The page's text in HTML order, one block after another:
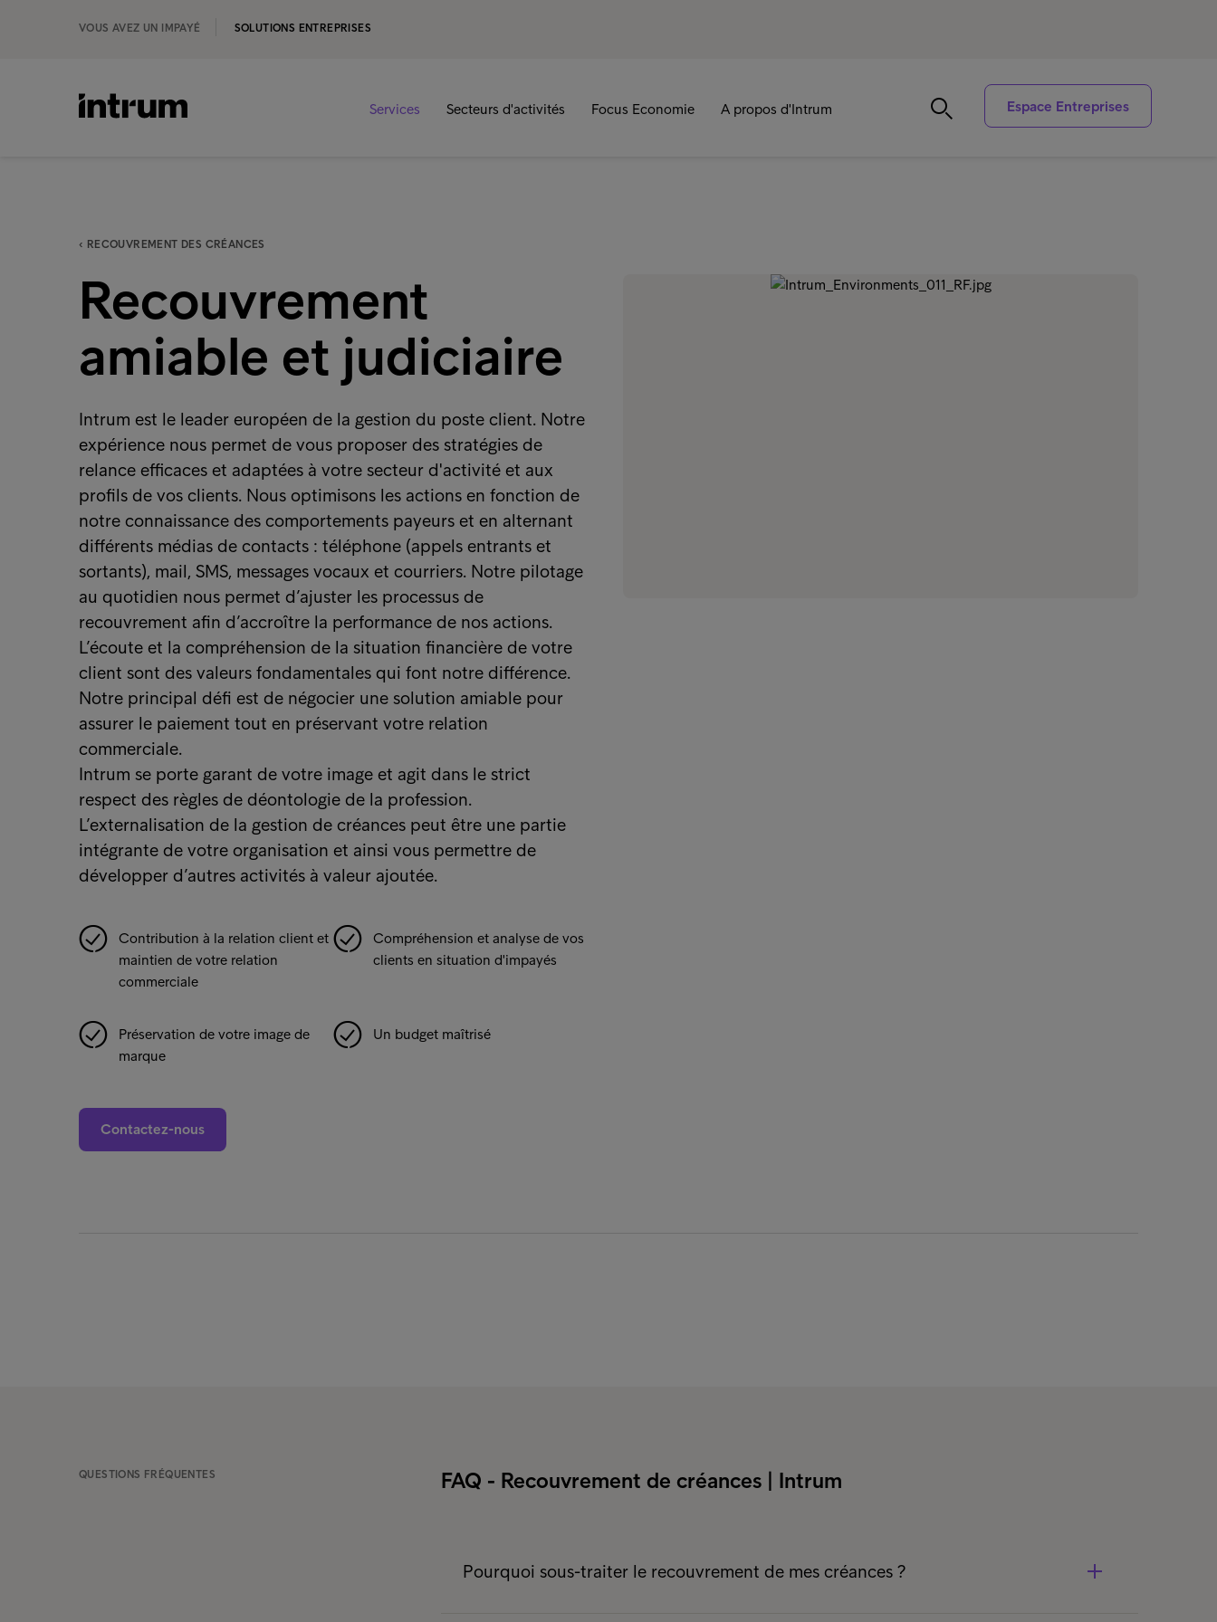
VOUS AVEZ UN IMPAYÉ SOLUTIONS ENTREPRISES
Services Secteurs d'activités Focus Economie A propos d'Intrum Espace Entreprises
‹ RECOUVREMENT DES CRÉANCES
Recouvrement
amiable et judiciaire
Intrum est le leader européen de la gestion du poste client. Notre
expérience nous permet de vous proposer des stratégies de
relance efficaces et adaptées à votre secteur d'activité et aux
profils de vos clients. Nous optimisons les actions en fonction de
notre connaissance des comportements payeurs et en alternant
différents médias de contacts : téléphone (appels entrants et
sortants), mail, SMS, messages vocaux et courriers. Notre pilotage
au quotidien nous permet d’ajuster les processus de
recouvrement afin d’accroître la performance de nos actions.
L’écoute et la compréhension de la situation financière de votre
client sont des valeurs fondamentales qui font notre différence.
Notre principal défi est de négocier une solution amiable pour
assurer le paiement tout en préservant votre relation
commerciale.
Intrum se porte garant de votre image et agit dans le strict
respect des règles de déontologie de la profession.
L’externalisation de la gestion de créances peut être une partie
intégrante de votre organisation et ainsi vous permettre de
développer d’autres activités à valeur ajoutée.
Contribution à la relation client et
maintien de votre relation
commerciale
Compréhension et analyse de vos
clients en situation d'impayés
Préservation de votre image de
marque
Un budget maîtrisé
Contactez-nous
QUESTIONS FRÉQUENTES FAQ - Recouvrement de créances | Intrum
Pourquoi sous-traiter le recouvrement de mes créances ?